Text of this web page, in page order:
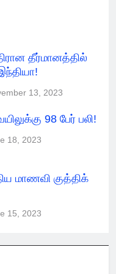
தீர்மானத்தில்
13, 2023
98 பேர் பலி!
18, 2023
மாணவி குத்திக்
15, 2023